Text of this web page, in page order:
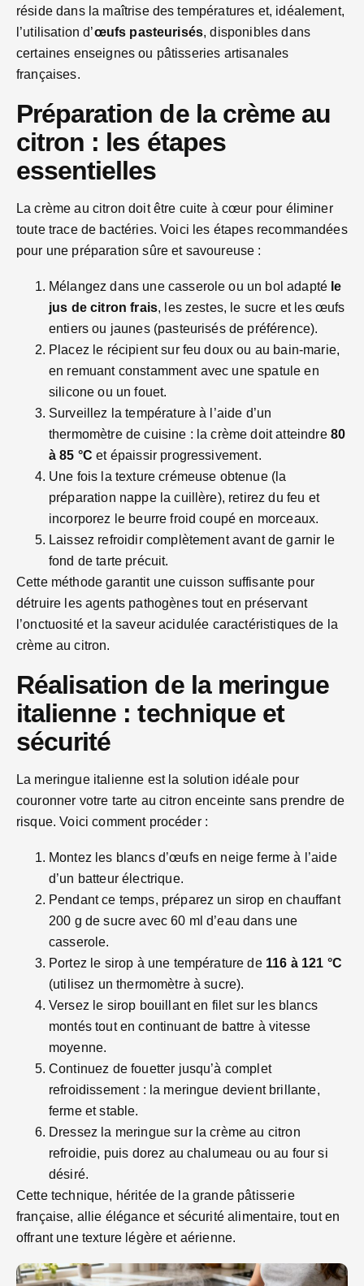
réside dans la maîtrise des températures et, idéalement,
l’utilisation d’œufs pasteurisés, disponibles dans
certaines enseignes ou pâtisseries artisanales
françaises.
Préparation de la crème au
citron : les étapes
essentielles
La crème au citron doit être cuite à cœur pour éliminer
toute trace de bactéries. Voici les étapes recommandées
pour une préparation sûre et savoureuse :
Mélangez dans une casserole ou un bol adapté le
jus de citron frais, les zestes, le sucre et les œufs
entiers ou jaunes (pasteurisés de préférence).
Placez le récipient sur feu doux ou au bain-marie,
en remuant constamment avec une spatule en
silicone ou un fouet.
Surveillez la température à l’aide d’un
thermomètre de cuisine : la crème doit atteindre 80
à 85 °C et épaissir progressivement.
Une fois la texture crémeuse obtenue (la
préparation nappe la cuillère), retirez du feu et
incorporez le beurre froid coupé en morceaux.
Laissez refroidir complètement avant de garnir le
fond de tarte précuit.
Cette méthode garantit une cuisson suffisante pour
détruire les agents pathogènes tout en préservant
l’onctuosité et la saveur acidulée caractéristiques de la
crème au citron.
Réalisation de la meringue
italienne : technique et
sécurité
La meringue italienne est la solution idéale pour
couronner votre tarte au citron enceinte sans prendre de
risque. Voici comment procéder :
Montez les blancs d’œufs en neige ferme à l’aide
d’un batteur électrique.
Pendant ce temps, préparez un sirop en chauffant
200 g de sucre avec 60 ml d’eau dans une
casserole.
Portez le sirop à une température de 116 à 121 °C
(utilisez un thermomètre à sucre).
Versez le sirop bouillant en filet sur les blancs
montés tout en continuant de battre à vitesse
moyenne.
Continuez de fouetter jusqu’à complet
refroidissement : la meringue devient brillante,
ferme et stable.
Dressez la meringue sur la crème au citron
refroidie, puis dorez au chalumeau ou au four si
désiré.
Cette technique, héritée de la grande pâtisserie
française, allie élégance et sécurité alimentaire, tout en
offrant une texture légère et aérienne.